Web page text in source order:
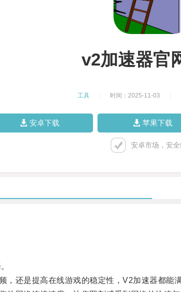
v2加速器官
工具 时间：2025-11-03
安卓下载 苹果下载
安卓市场，安全
还是提高在线游戏的稳定性，V2加速器都能满